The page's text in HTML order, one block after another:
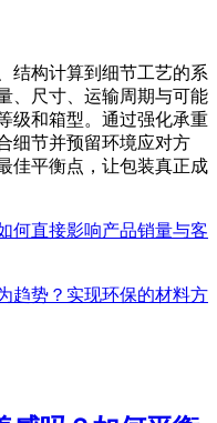
结构计算到细节工艺的系
、尺寸、运输周期与可能
级和箱型。通过强化承重
细节并预留环境应对方
佳平衡点，让包装真正成
何直接影响产品销量与客
趋势？实现环保的材料方